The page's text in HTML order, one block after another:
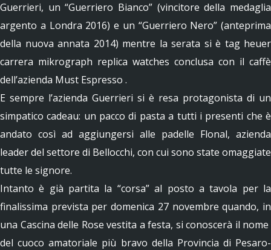
Guerrieri, un “Guerriero Bianco” (vincitore della medaglia
argento a Londra 2016) e un “Guerriero Nero” (anteprima
della nuova annata 2014) mentre la serata si è tag heuer
carrera mikrograph replica watches conclusa con il caffè
dell’azienda Must Espresso .
E sempre l’azienda Guerrieri si è resa protagonista di un
simpatico cadeau: un pacco di pasta a tutti i presenti che è
andato così ad aggiungersi alle padelle Flonal, azienda
leader del settore di Bellocchi, con cui sono state omaggiate
tutte le signore.
Intanto è già partita la “corsa” al posto a tavola per la
finalissima prevista per domenica 27 novembre quando, in
una Cascina delle Rose vestita a festa, si conoscerà il nome
del cuoco amatoriale più bravo della Provincia di Pesaro-